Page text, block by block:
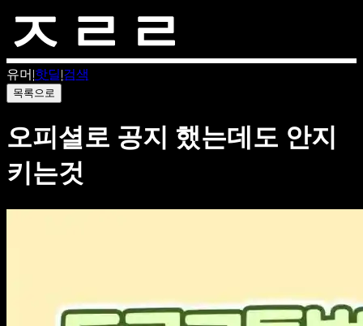
유머 |핫딜|검색
목록으로
오피셜로 공지 했는데도 안지
키는것